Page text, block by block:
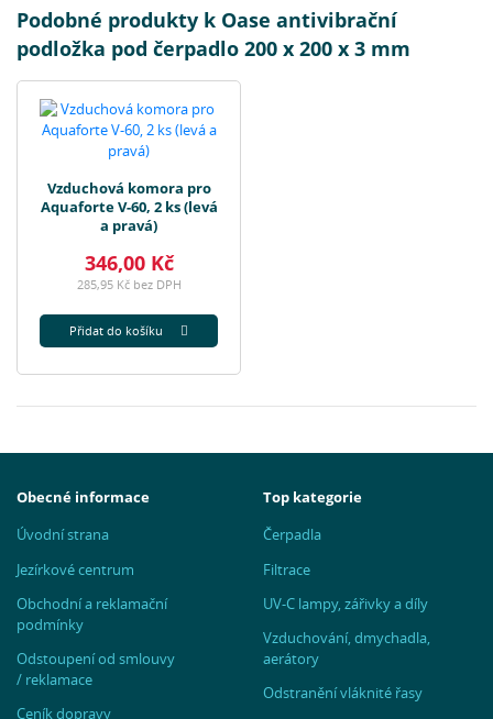
Podobné produkty k Oase antivibrační
podložka pod čerpadlo 200 x 200 x 3 mm
Vzduchová komora pro
Aquaforte V-60, 2 ks (levá
a pravá)
346,00 Kč
285,95 Kč bez DPH
Přidat do košíku
Obecné informace
Úvodní strana
Jezírkové centrum
Obchodní a reklamační
podmínky
Odstoupení od smlouvy
/ reklamace
Ceník dopravy
Top kategorie
Čerpadla
Filtrace
UV-C lampy, zářivky a díly
Vzduchování, dmychadla,
aerátory
Odstranění vláknité řasy